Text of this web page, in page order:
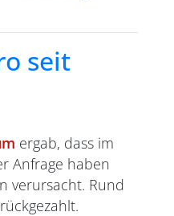
seit
ergab, dass im
Anfrage haben
verursacht. Rund